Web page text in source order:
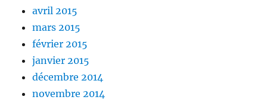
avril 2015
mars 2015
février 2015
janvier 2015
décembre 2014
novembre 2014